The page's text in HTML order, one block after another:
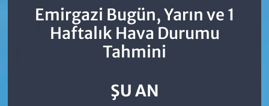
Emirgazi Bugün, Yarın ve 1
Haftalık Hava Durumu
Tahmini
ŞU AN
Sinop Trafik Yoğunluk Haritası
Süper Lig Puan Durumu ve Fikstür
Son Dakika Haberleri